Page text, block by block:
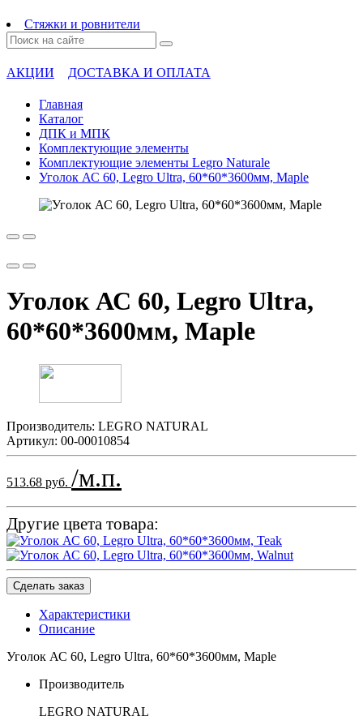
Стяжки и ровнители
АКЦИИ ДОСТАВКА И ОПЛАТА
Главная
Каталог
ДПК и МПК
Комплектующие элементы
Комплектующие элементы Legro Naturale
Уголок АС 60, Legro Ultra, 60*60*3600мм, Maple
Уголок АС 60, Legro Ultra,
60*60*3600мм, Maple
Производитель: LEGRO NATURAL
Артикул: 00-00010854
513.68 руб. /м.п.
Другие цвета товара:
Сделать заказ
Характеристики
Описание
Уголок АС 60, Legro Ultra, 60*60*3600мм, Maple
Производитель
LEGRO NATURAL